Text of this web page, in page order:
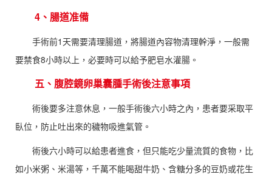
4、腸道准備
手術前1天需要清理腸道，將腸道內容物清理幹淨，一般需
要禁食8小時以上，必要時可以給予肥皂水灌腸。
五、腹腔鏡卵巢囊腫手術後注意事項
術後要多注意休息，一般手術後六小時之內，患者要采取平
臥位，防止吐出來的穢物吸進氣管。
術後六小時可以給患者進食，但只能吃少量流質的食物，比
如小米粥、米湯等，千萬不能喝甜牛奶、含糖分多的豆奶或花生